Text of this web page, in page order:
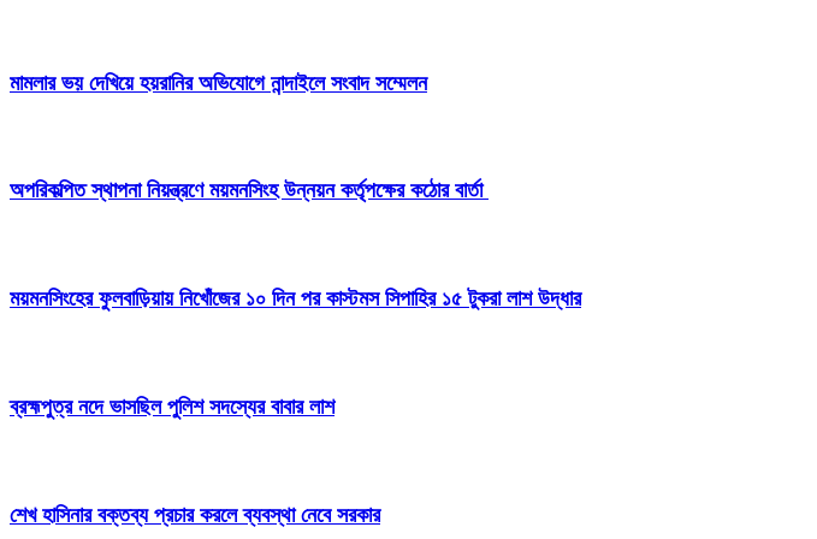
মামলার ভয় দেখিয়ে হয়রানির অভিযোগে নান্দাইলে সংবাদ সম্মেলন
অপরিকল্পিত স্থাপনা নিয়ন্ত্রণে ময়মনসিংহ উন্নয়ন কর্তৃপক্ষের কঠোর বার্তা
ময়মনসিংহের ফুলবাড়িয়ায় নিখোঁজের ১০ দিন পর কাস্টমস সিপাহির ১৫ টুকরা লাশ উদ্ধার
ব্রহ্মপুত্র নদে ভাসছিল পুলিশ সদস্যের বাবার লাশ
শেখ হাসিনার বক্তব্য প্রচার করলে ব্যবস্থা নেবে সরকার